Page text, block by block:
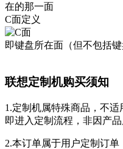
在的那一面
C面定义
即键盘所在面（但不包括键
联想定制机购买须知
1.定制机属特殊商品，不
即进入定制流程，非因产
2.本订单属于用户定制订单